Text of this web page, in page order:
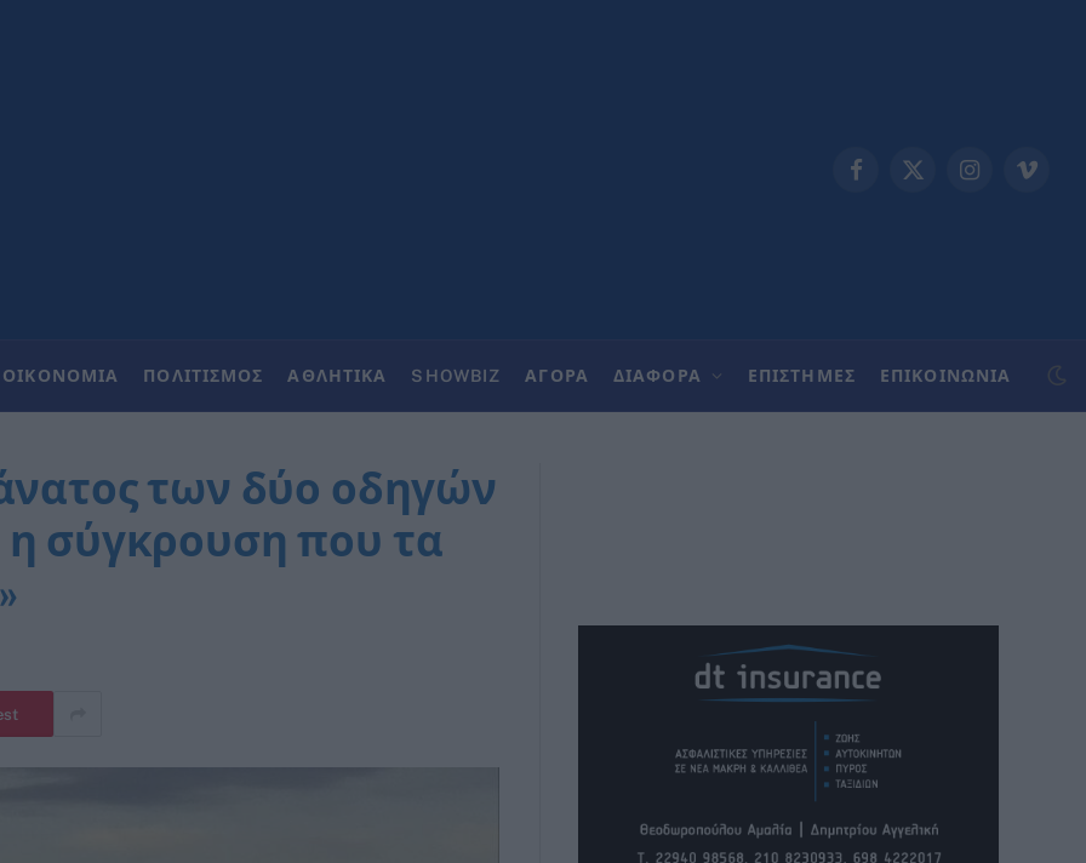
Facebook
X
InstagramVimeo
ΟΙΚΟΝΟΜΙΑ ΠΟΛΙΤΙΣΜΟΣ ΑΘΛΗΤΙΚΑ SHOWBIZ ΑΓΟΡΑ ΔΙΑΦΟΡΑ ΕΠΙΣΤΗΜΕΣ ΕΠΙΚΟΙΝΩΝΊΑ
των δύο οδηγών
σύγκρουση που τα